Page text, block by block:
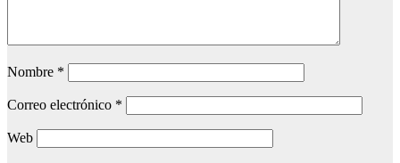
Nombre *
Correo electrónico *
Web